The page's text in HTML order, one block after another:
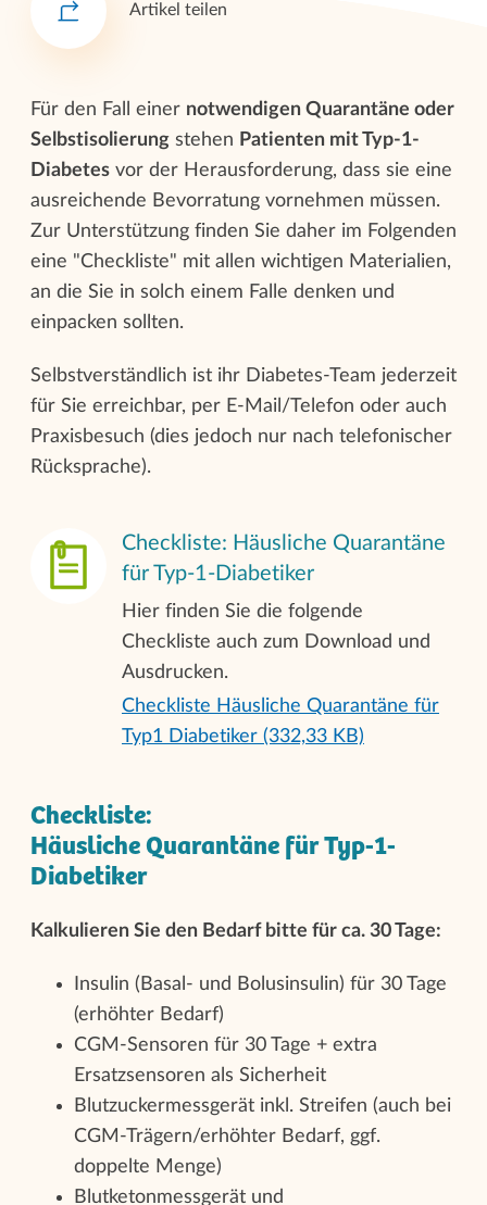
Artikel teilen
Für den Fall einer notwendigen Quarantäne oder
Selbstisolierung stehen Patienten mit Typ-1-
Diabetes vor der Herausforderung, dass sie eine
ausreichende Bevorratung vornehmen müssen.
Zur Unterstützung finden Sie daher im Folgenden
eine "Checkliste" mit allen wichtigen Materialien,
an die Sie in solch einem Falle denken und
einpacken sollten.
Selbstverständlich ist ihr Diabetes-Team jederzeit
für Sie erreichbar, per E-Mail/Telefon oder auch
Praxisbesuch (dies jedoch nur nach telefonischer
Rücksprache).
Checkliste: Häusliche Quarantäne
für Typ-1-Diabetiker
Hier finden Sie die folgende
Checkliste auch zum Download und
Ausdrucken.
Checkliste Häusliche Quarantäne für
Typ1 Diabetiker (332,33 KB)
Checkliste:
Häusliche Quarantäne für Typ-1-
Diabetiker
Kalkulieren Sie den Bedarf bitte für ca. 30 Tage:
Insulin (Basal- und Bolusinsulin) für 30 Tage
(erhöhter Bedarf)
CGM-Sensoren für 30 Tage + extra
Ersatzsensoren als Sicherheit
Blutzuckermessgerät inkl. Streifen (auch bei
CGM-Trägern/erhöhter Bedarf, ggf.
doppelte Menge)
Blutketonmessgerät und